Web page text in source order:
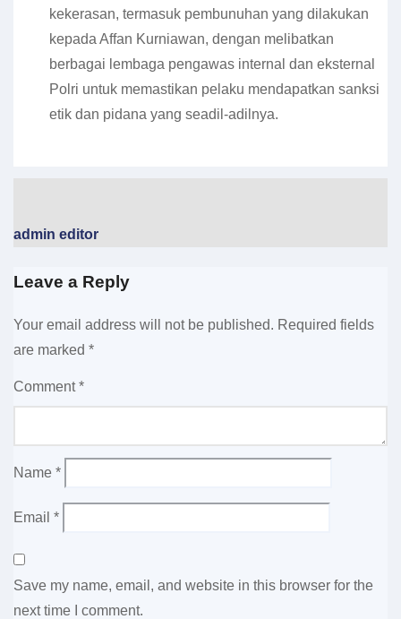
kekerasan, termasuk pembunuhan yang dilakukan
kepada Affan Kurniawan, dengan melibatkan
berbagai lembaga pengawas internal dan eksternal
Polri untuk memastikan pelaku mendapatkan sanksi
etik dan pidana yang seadil-adilnya.
admin editor
Leave a Reply
Your email address will not be published. Required fields
are marked *
Comment*
Name *
Email *
Save my name, email, and website in this browser for the
next time I comment.